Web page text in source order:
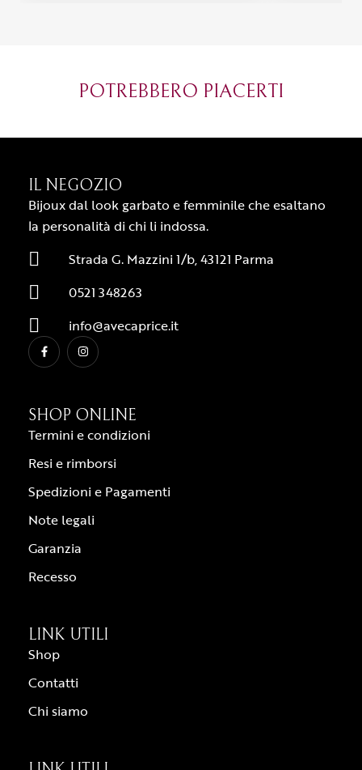
POTREBBERO PIACERTI
IL NEGOZIO
Bijoux dal look garbato e femminile che esaltano
la personalità di chi li indossa.
Strada G. Mazzini 1/b, 43121 Parma
0521 348263
info@avecaprice.it
SHOP ONLINE
Termini e condizioni
Resi e rimborsi
Spedizioni e Pagamenti
Note legali
Garanzia
Recesso
LINK UTILI
Shop
Contatti
Chi siamo